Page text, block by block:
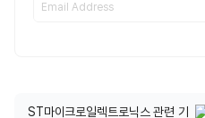
ST마이크로일렉트로닉스 관련 기